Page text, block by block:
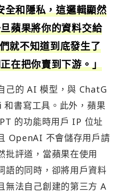
和隱私，這邏輯顯然
蘋果將你的資料交給
就不知道到底發生了
在把你賣到下游。」
己的 AI 模型，與 ChatG
書寫工具。此外，蘋果
的功能時用戶 IP 位址
OpenAI 不會儲存用戶請
批評道，當蘋果在使用
語的同時，卻將用戶資料
無法自己創建的第三方 A